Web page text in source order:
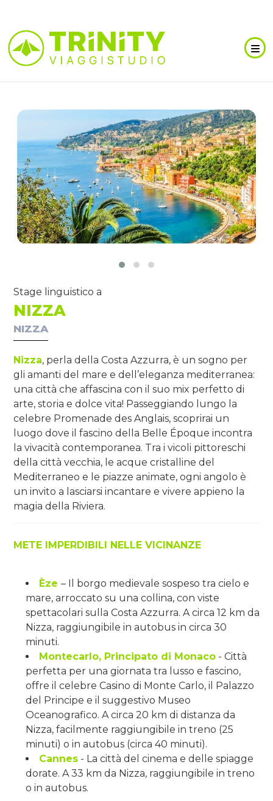
Stage linguistico a
NIZZA
NIZZA
Nizza, perla della Costa Azzurra, è un sogno per
gli amanti del mare e dell’eleganza mediterranea:
una città che affascina con il suo mix perfetto di
arte, storia e dolce vita! Passeggiando lungo la
celebre Promenade des Anglais, scoprirai un
luogo dove il fascino della Belle Époque incontra
la vivacità contemporanea. Tra i vicoli pittoreschi
della città vecchia, le acque cristalline del
Mediterraneo e le piazze animate, ogni angolo è
un invito a lasciarsi incantare e vivere appieno la
magia della Riviera.
METE IMPERDIBILI NELLE VICINANZE
Èze – Il borgo medievale sospeso tra cielo e
mare, arroccato su una collina, con viste
spettacolari sulla Costa Azzurra. A circa 12 km da
Nizza, raggiungibile in autobus in circa 30
minuti.
Montecarlo, Principato di Monaco - Città
perfetta per una giornata tra lusso e fascino,
offre il celebre Casino di Monte Carlo, il Palazzo
del Principe e il suggestivo Museo
Oceanografico. A circa 20 km di distanza da
Nizza, facilmente raggiungibile in treno (25
minuti) o in autobus (circa 40 minuti).
Cannes - La città del cinema e delle spiagge
dorate. A 33 km da Nizza, raggiungibile in treno
o in autobus.